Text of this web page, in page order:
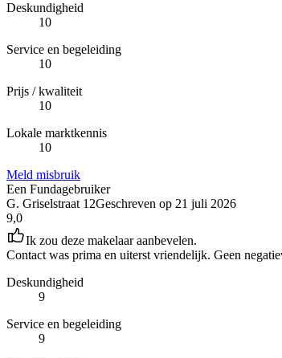
Deskundigheid
10
Service en begeleiding
10
Prijs / kwaliteit
10
Lokale marktkennis
10
Meld misbruik
Een Fundagebruiker
G. Griselstraat 12Geschreven op 21 juli 2026
9,0
Ik zou deze makelaar aanbevelen.
Contact was prima en uiterst vriendelijk. Geen
Deskundigheid
9
Service en begeleiding
9